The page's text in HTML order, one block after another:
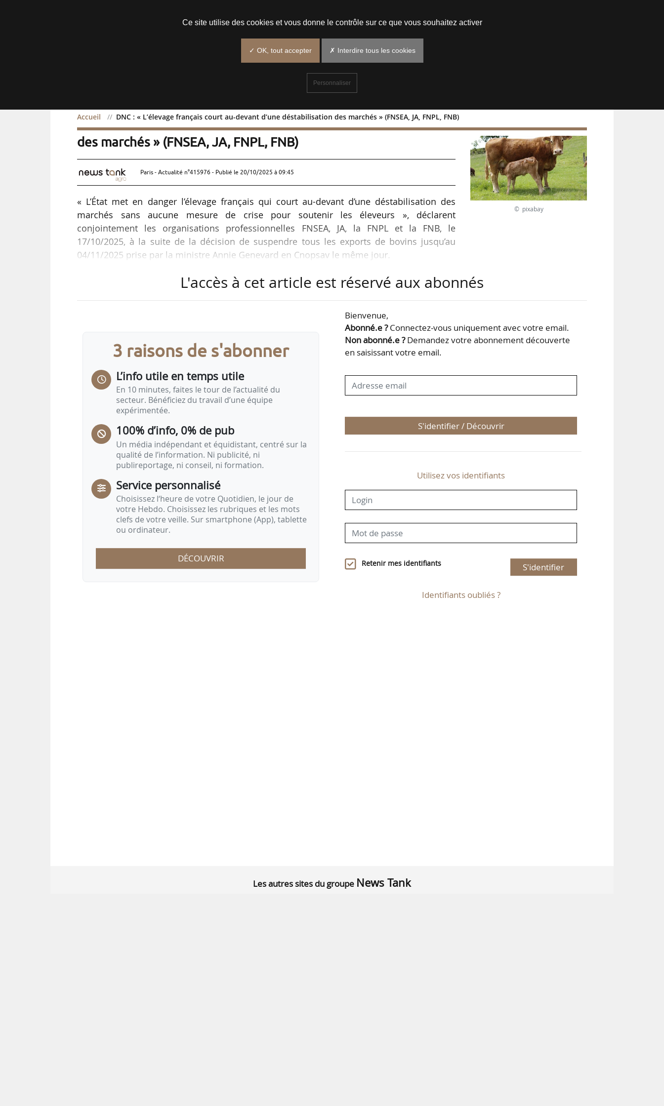
Accueil DNC : « L’élevage français court au-devant d’une déstabilisation des marchés » (FNSEA, JA, FNPL, FNB)
DNC : « L’élevage français court au-devant d’une déstabilisation
des marchés » (FNSEA, JA, FNPL, FNB)
Paris - Actualité n°415976 - Publié le 20/10/2025 à 09:45
« L’État met en danger l’élevage français qui court au-devant d’une déstabilisation des
marchés sans aucune mesure de crise pour soutenir les éleveurs », déclarent
conjointement les organisations professionnelles FNSEA, JA, la FNPL et la FNB, le
17/10/2025, à la suite de la décision de suspendre tous les exports de bovins jusqu’au
04/11/2025 prise par la ministre Annie Genevard en Cnopsav le même jour.
« Cette décision a été prise sans aucun vote ni concertation des éleveurs. On était en train
Les organisations professionnelles demandent l’étude d’alternative à la suspension des
© pixabay
L'accès à cet article est réservé aux abonnés
3 raisons de s'abonner
L’info utile en temps utile
En 10 minutes, faites le tour de l’actualité du
secteur. Bénéficiez du travail d’une équipe
expérimentée.
100% d’info, 0% de pub
Un média indépendant et équidistant, centré sur la
qualité de l’information. Ni publicité, ni
publireportage, ni conseil, ni formation.
Service personnalisé
Choisissez l‘heure de votre Quotidien, le jour de
votre Hebdo. Choisissez les rubriques et les mots
clefs de votre veille. Sur smartphone (App), tablette
ou ordinateur.
DÉCOUVRIR
Bienvenue,
Abonné.e ?Connectez-vous uniquement avec votre email.
Non abonné.e ?Demandez votre abonnement découverte
en saisissant votre email.
S'identifier / Découvrir
Utilisez vos identifiants
Retenir mes identifiants S'identifier
Identifiants oubliés ?
Les autres sites du groupe News Tank
Ce site utilise des cookies et vous donne le contrôle sur ce que vous souhaitez activer
✓ OK, tout accepter ✗ Interdire tous les cookies
Personnaliser